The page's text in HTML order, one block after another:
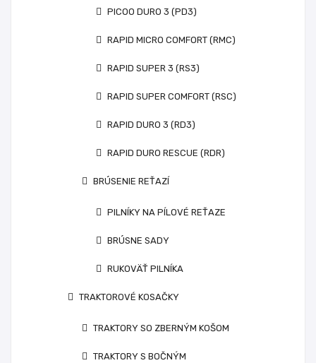
PICOO DURO 3 (PD3)
RAPID MICRO COMFORT (RMC)
RAPID SUPER 3 (RS3)
RAPID SUPER COMFORT (RSC)
RAPID DURO 3 (RD3)
RAPID DURO RESCUE (RDR)
BRÚSENIE REŤAZÍ
PILNÍKY NA PÍLOVÉ REŤAZE
BRÚSNE SADY
RUKOVÄŤ PILNÍKA
TRAKTOROVÉ KOSAČKY
TRAKTORY SO ZBERNÝM KOŠOM
TRAKTORY S BOČNÝM